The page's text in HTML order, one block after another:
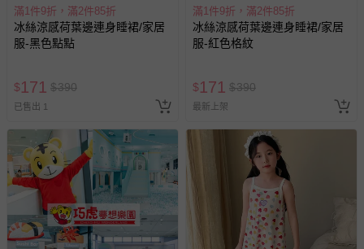
滿1件9折，滿2件85折
冰絲涼感荷葉邊連身睡裙/家居
服-黑色點點
$171 $390
已售出 1
滿1件9折，滿2件85折
冰絲涼感荷葉邊連身睡裙/家居
服-紅色格紋
$171 $390
最新上架